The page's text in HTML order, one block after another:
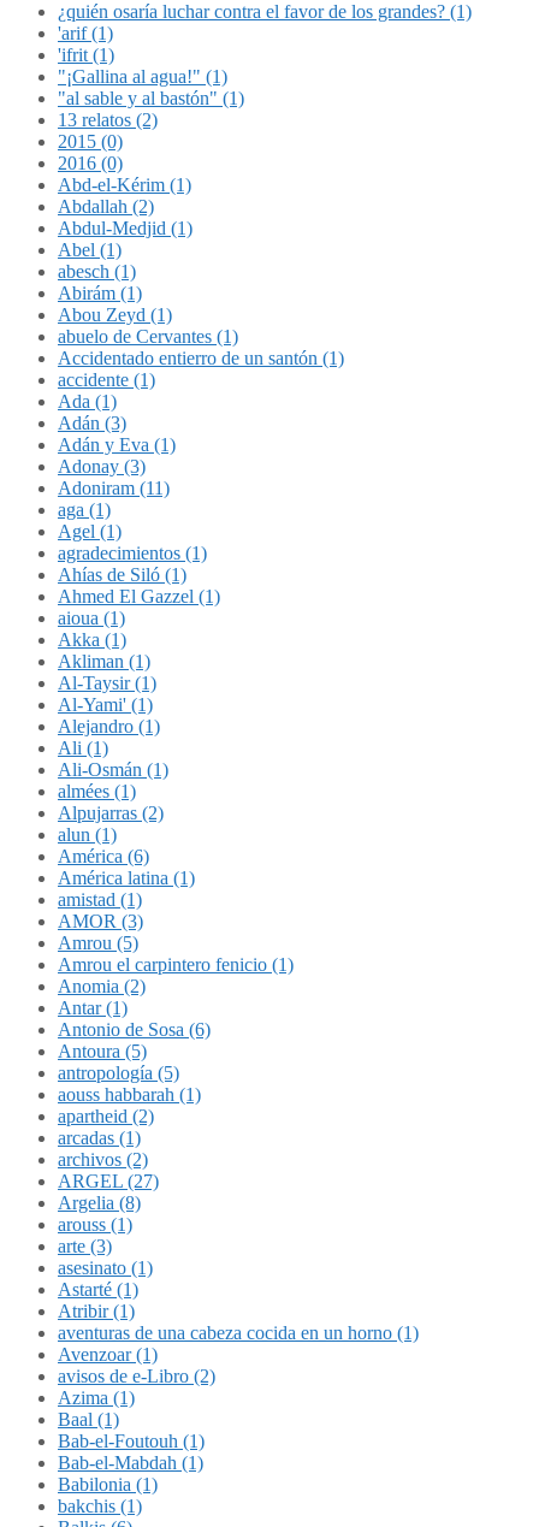
¿quién osaría luchar contra el favor de los grandes? (1)
'arif (1)
'ifrit (1)
"¡Gallina al agua!" (1)
"al sable y al bastón" (1)
13 relatos (2)
2015 (0)
2016 (0)
Abd-el-Kérim (1)
Abdallah (2)
Abdul-Medjid (1)
Abel (1)
abesch (1)
Abirám (1)
Abou Zeyd (1)
abuelo de Cervantes (1)
Accidentado entierro de un santón (1)
accidente (1)
Ada (1)
Adán (3)
Adán y Eva (1)
Adonay (3)
Adoniram (11)
aga (1)
Agel (1)
agradecimientos (1)
Ahías de Siló (1)
Ahmed El Gazzel (1)
aioua (1)
Akka (1)
Akliman (1)
Al-Taysir (1)
Al-Yami' (1)
Alejandro (1)
Ali (1)
Ali-Osmán (1)
almées (1)
Alpujarras (2)
alun (1)
América (6)
América latina (1)
amistad (1)
AMOR (3)
Amrou (5)
Amrou el carpintero fenicio (1)
Anomia (2)
Antar (1)
Antonio de Sosa (6)
Antoura (5)
antropología (5)
aouss habbarah (1)
apartheid (2)
arcadas (1)
archivos (2)
ARGEL (27)
Argelia (8)
arouss (1)
arte (3)
asesinato (1)
Astarté (1)
Atribir (1)
aventuras de una cabeza cocida en un horno (1)
Avenzoar (1)
avisos de e-Libro (2)
Azima (1)
Baal (1)
Bab-el-Foutouh (1)
Bab-el-Mabdah (1)
Babilonia (1)
bakchis (1)